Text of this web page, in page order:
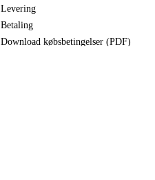
Levering
Betaling
Download købsbetingelser (PDF)